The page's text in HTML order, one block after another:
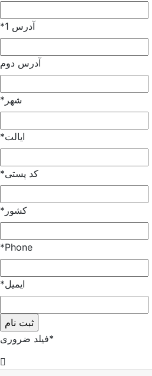
آدرس 1 *
آدرس دوم
شهر *
ایالت*
کد پستی*
کشور *
Phone
*
ایمیل*
*فیلد ضروری